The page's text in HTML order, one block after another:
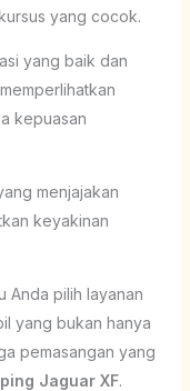
yang cocok.
yang baik dan
kepuasan
menjajakan
keyakinan
Anda pilih layanan
yang bukan hanya
pemasangan yang
Jaguar XF.